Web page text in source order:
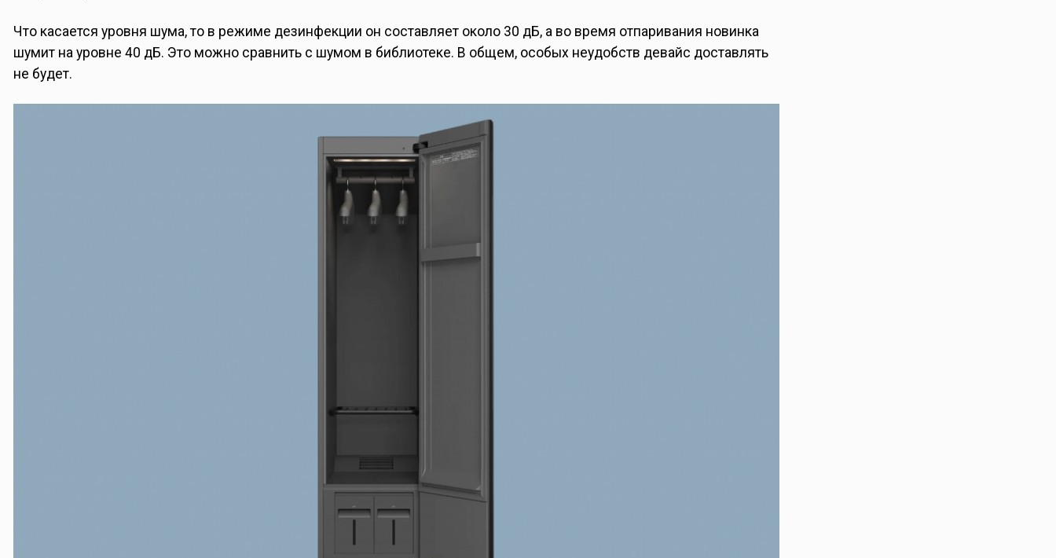
Что касается уровня шума, то в режиме дезинфекции он составляет около 30 дБ, а во время отпаривания новинка
шумит на уровне 40 дБ. Это можно сравнить с шумом в библиотеке. В общем, особых неудобств девайс доставлять
не будет.